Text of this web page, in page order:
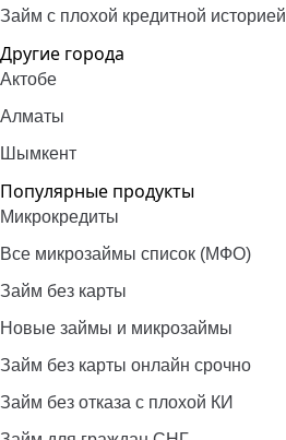
Займ с плохой кредитной историей
Другие города
Актобе
Алматы
Шымкент
Популярные продукты
Микрокредиты
Все микрозаймы список (МФО)
Займ без карты
Новые займы и микрозаймы
Займ без карты онлайн срочно
Займ без отказа с плохой КИ